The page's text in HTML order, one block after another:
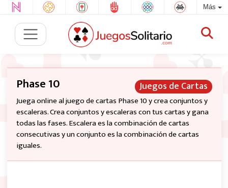
Más
Juegos de Cartas
Phase 10
Juega online al juego de cartas Phase 10 y crea conjuntos y
escaleras. Crea conjuntos y escaleras con tus cartas y gana
todas las fases. Escalera es la combinación de cartas
consecutivas y un conjunto es la combinación de cartas
iguales.